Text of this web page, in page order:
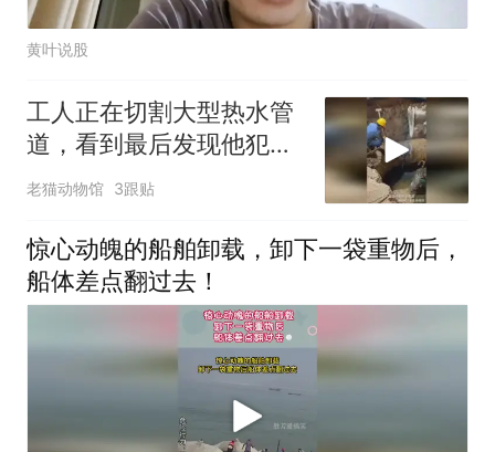
黄叶说股
工人正在切割大型热水管
道，看到最后发现他犯了
一个严重的问题，一起看
老猫动物馆 3跟贴
惊心动魄的船舶卸载，卸下一袋重物后，
船体差点翻过去！